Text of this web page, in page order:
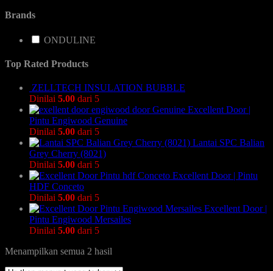
Brands
ONDULINE
Top Rated Products
ZELLTECH INSULATION BUBBLE
Dinilai 5.00 dari 5
Excellent Door |
Pintu Engiwood Genuine
Dinilai 5.00 dari 5
Lantai SPC Balian
Grey Cherry (8021)
Dinilai 5.00 dari 5
Excellent Door | Pintu
HDF Conceto
Dinilai 5.00 dari 5
Excellent Door |
Pintu Engiwood Mersailes
Dinilai 5.00 dari 5
Menampilkan semua 2 hasil